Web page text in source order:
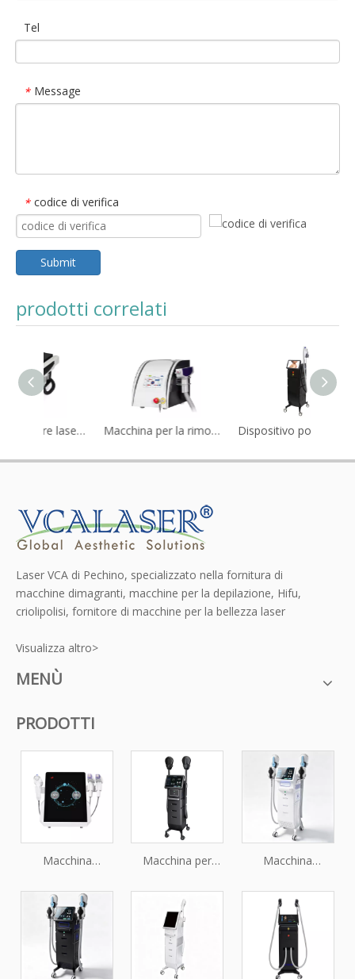
Tel
* Message
* codice di verifica
Submit
prodotti correlati
Macchina per la rimozione dei tatuaggi laser Nd:YAG Q-Switched per uso professionale Dispositivo portatile per la rimozione dei tatuaggi laser Nd:YAG per cliniche di bellezza
Laser VCA di Pechino, specializzato nella fornitura di
macchine dimagranti, macchine per la depilazione, Hifu,
criolipolisi, fornitore di macchine per la bellezza laser
Visualizza altro>
MENÙ
PRODOTTI
Macchina
microaghi RF
frazionata Ice
Vmax per il
rafforzamento e il
ringiovanimento
Macchina per
muscolare HIEMT
per trattamenti di
modellamento
del corpo non
invasivi
Macchina
la tonificazione
muscolare e il
rassodamento
del corpo EMS